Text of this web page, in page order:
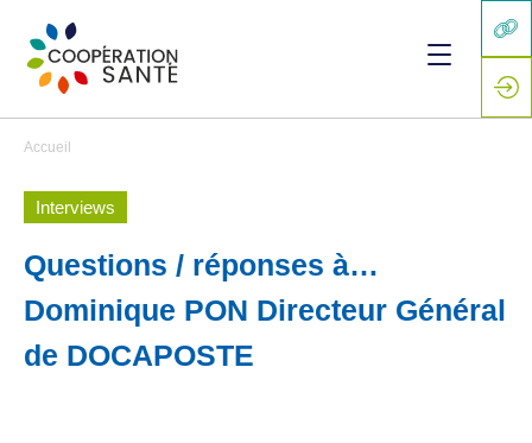
Accueil
Interviews
Questions / réponses à…
Dominique PON Directeur Général
de DOCAPOSTE